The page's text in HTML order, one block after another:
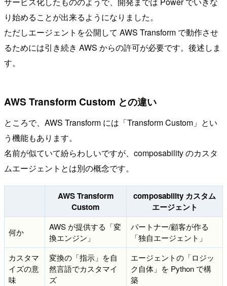
り始めることが出来るようになりました。
ただしエージェントを公開して AWS Transform で動作させ
るためには引き続き AWS からの許可が必要です。後述しま
す。
AWS Transform Custom との違い
ところで、AWS Transform には「Transform Custom」とい
う機能もあります。
名前が似ていて紛らわしいですが、composability のカスタ
ムエージェントとは別の概念です。
AWS Transform
Custom
composability カスタム
エージェント
何か
AWS が提供する「変
換エンジン」
パートナー/顧客が作る
「独自エージェント」
カスタマ
イズの意
味
変換の「指示」を自
然言語でカスタマイ
ズ
エージェントの「ロジッ
ク自体」を Python で構
築